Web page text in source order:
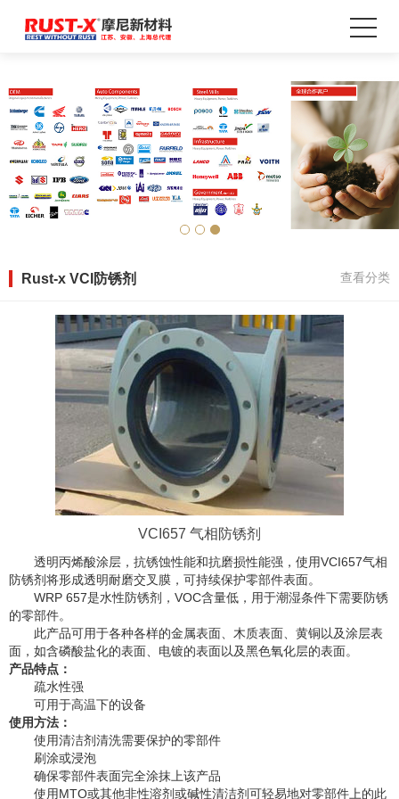
Rust-x VCI防锈剂 查看分类
VCI657 气相防锈剂
透明丙烯酸涂层，抗锈蚀性能和抗磨损性能强，使用VCI657气相
防锈剂将形成透明耐磨交叉膜，可持续保护零部件表面。
WRP 657是水性防锈剂， VOC含量低，用于潮湿条件下需要防锈
的零部件。
此产品可用于各种各样的金属表面、木质表面、黄铜以及涂层表
面，如含磷酸盐化的表面、电镀的表面以及黑色氧化层的表面。
产品特点：
疏水性强
可用于高温下的设备
使用方法：
使用清洁剂清洗需要保护的零部件
刷涂或浸泡
确保零部件表面完全涂抹上该产品
使用MTO或其他非性溶剂或碱性清洁剂可轻易地对零部件上的此